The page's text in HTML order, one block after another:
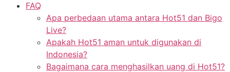
FAQ
Apa perbedaan utama antara Hot51 dan Bigo
Live?
Apakah Hot51 aman untuk digunakan di
Indonesia?
Bagaimana cara menghasilkan uang di Hot51?